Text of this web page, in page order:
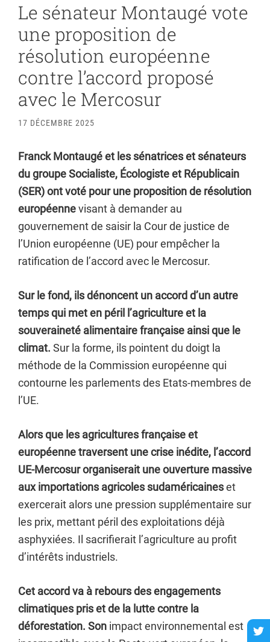
Le sénateur Montaugé vote
une proposition de
résolution européenne
contre l’accord proposé
avec le Mercosur
17 DÉCEMBRE 2025
Franck Montaugé et les sénatrices et sénateurs
du groupe Socialiste, Écologiste et Républicain
(SER) ont voté pour une proposition de résolution
européennevisant à demander au
gouvernement de saisir la Cour de justice de
l’Union européenne (UE) pour empêcher la
ratification de l’accord avec le Mercosur.
Sur le fond, ils dénoncent un accord d’un autre
temps qui met en péril l’agriculture et la
souveraineté alimentaire française ainsi que le
climat. Sur la forme, ils pointent du doigt la
méthode de la Commission européenne qui
contourne les parlements des Etats-membres de
l’UE.
Alors que les agricultures française et
européenne traversent une crise inédite, l’accord
UE-Mercosur organiserait une ouverture massive
aux importations agricoles sudaméricaineset
exercerait alors une pression supplémentaire sur
les prix, mettant péril des exploitations déjà
asphyxiées. Il sacrifierait l’agriculture au profit
d’intérêts industriels.
Cet accord va à rebours des engagements
climatiques pris et de la lutte contre la
déforestation. Son impact environnemental est